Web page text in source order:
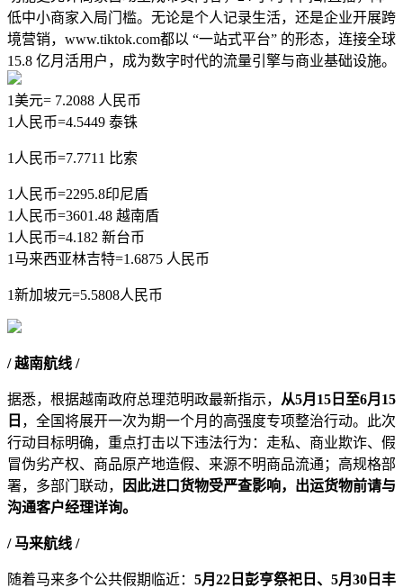
低中小商家入局门槛。无论是个人记录生活，还是企业开展跨
境营销，www.tiktok.com都以 “一站式平台” 的形态，连接全球
15.8 亿月活用户，成为数字时代的流量引擎与商业基础设施。
1美元= 7.2088 人民币
1人民币=4.5449 泰铢
1人民币=7.7711 比索
1人民币=2295.8印尼盾
1人民币=3601.48 越南盾
1人民币=4.182 新台币
1马来西亚林吉特=1.6875 人民币
1新加坡元=5.5808人民币
/ 越南航线 /
据悉，根据越南政府总理范明政最新指示， 从5月15日至6月15
日 ，全国将展开一次为期一个月的高强度专项整治行动。此次
行动目标明确，重点打击以下违法行为：走私、商业欺诈、假
冒伪劣产权、商品原产地造假、来源不明商品流通；高规格部
署，多部门联动，
因此进口货物受严查影响，出运货物前请与
沟通客户经理详询。
/ 马来航线 /
随着马来多个公共假期临近： 5月22日彭亨祭祀日、5月30日丰